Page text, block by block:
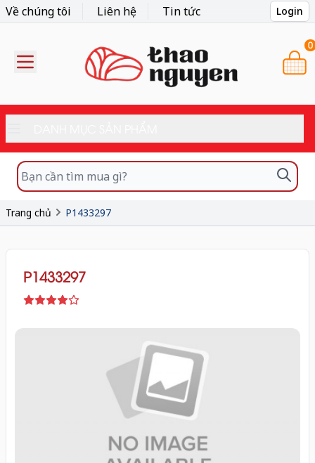
Về chúng tôi Liên hệ Tin tức Login
0
Trang chủ P1433297
P1433297